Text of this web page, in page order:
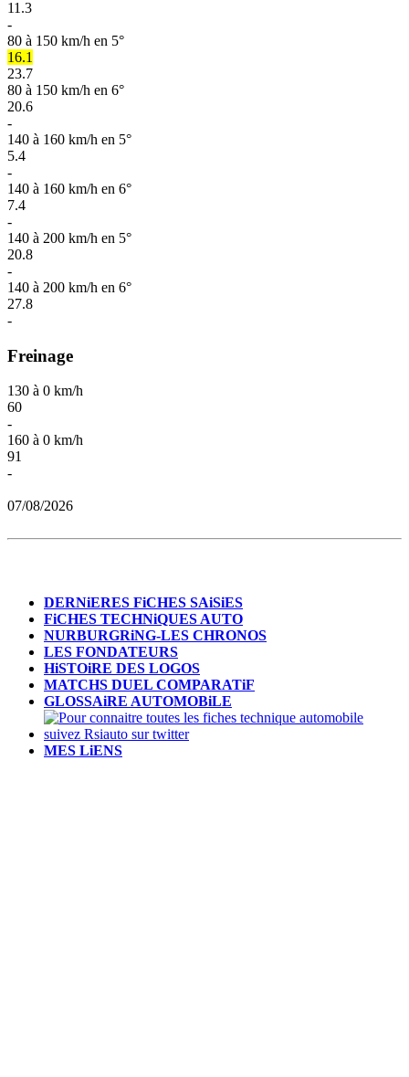
11.3
-
80 à 150 km/h en 5°
16.1
23.7
80 à 150 km/h en 6°
20.6
-
140 à 160 km/h en 5°
5.4
-
140 à 160 km/h en 6°
7.4
-
140 à 200 km/h en 5°
20.8
-
140 à 200 km/h en 6°
27.8
-
Freinage
130 à 0 km/h
60
-
160 à 0 km/h
91
-
07/08/2026
DERNiERES FiCHES SAiSiES
FiCHES TECHNiQUES AUTO
NURBURGRiNG-LES CHRONOS
LES FONDATEURS
HiSTOiRE DES LOGOS
MATCHS DUEL COMPARATiF
GLOSSAiRE AUTOMOBiLE
MES LiENS